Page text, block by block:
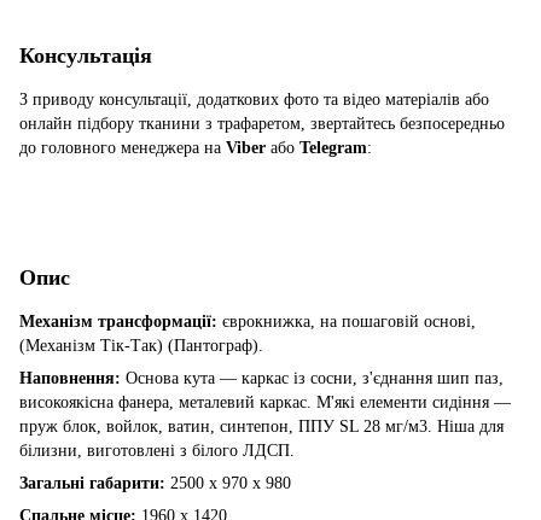
Консультація
З приводу консультації, додаткових фото та відео матеріалів або
онлайн підбору тканини з трафаретом, звертайтесь безпосередньо
до головного менеджера на Viber або Telegram:
Опис
Механізм трансформації: єврокнижка, на пошаговій основі,
(Механізм Тік-Так) (Пантограф).
Наповнення: Основа кута — каркас із сосни, з'єднання шип паз,
високоякісна фанера, металевий каркас. М'які елементи сидіння —
пруж блок, войлок, ватин, синтепон, ППУ SL 28 мг/м3. Ніша для
білизни, виготовлені з білого ЛДСП.
Загальні габарити: 2500 х 970 х 980
Спальне місце: 1960 х 1420